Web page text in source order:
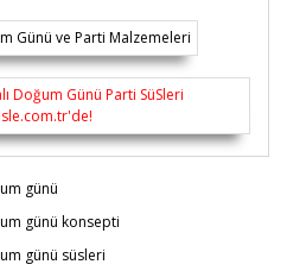
siz yapın!
ürün açıklamalarında ve
iletebilirsiniz.
ederiz.
günü
günü konsepti
günü süsleri